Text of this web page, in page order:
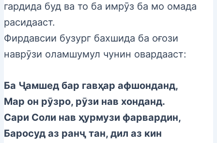
гардида буд ва то ба имрӯз ба мо омада
расидааст.
Фирдавсии бузург бахшида ба оғози
наврӯзи оламшумул чунин овардааст:
Ба Ҷамшед бар гавҳар афшонданд,
Мар он рӯзро, рӯзи нав хонданд.
Сари Соли нав ҳурмузи фарвардин,
Баросуд аз ранҷ тан, дил аз кин